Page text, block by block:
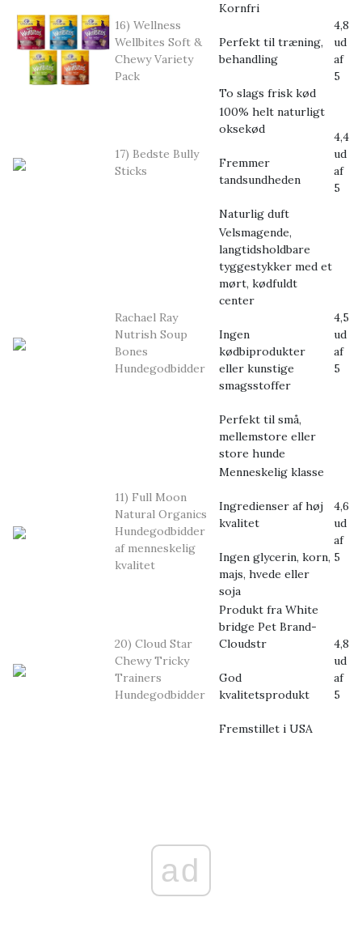
16) Wellness
Wellbites Soft &
Chewy Variety
Pack
Kornfri
Perfekt til træning,
behandling
To slags frisk kød
4,8
ud
af
5
17) Bedste Bully
Sticks
100% helt naturligt
oksekød
Fremmer
tandsundheden
Naturlig duft
4,4
ud
af
5
Rachael Ray
Nutrish Soup
Bones
Hundegodbidder
Velsmagende,
langtidsholdbare
tyggestykker med et
mørt, kødfuldt
center
Ingen
kødbiprodukter
eller kunstige
smagsstoffer
Perfekt til små,
mellemstore eller
store hunde
4,5
ud
af
5
11) Full Moon
Natural Organics
Hundegodbidder
af menneskelig
kvalitet
Menneskelig klasse
Ingredienser af høj
kvalitet
Ingen glycerin, korn,
majs, hvede eller
soja
4,6
ud
af
5
20) Cloud Star
Chewy Tricky
Trainers
Hundegodbidder
Produkt fra White
bridge Pet Brand-
Cloudstr
God
kvalitetsprodukt
Fremstillet i USA
4,8
ud
af
5
ad